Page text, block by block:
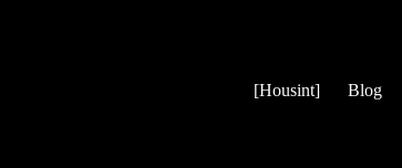
[Housint] Blog